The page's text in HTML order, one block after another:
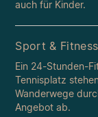
auch für Kinder.
Sport & Fitness
Ein 24-Stunden-
Tennisplatz
Wanderwege
Angebot ab.